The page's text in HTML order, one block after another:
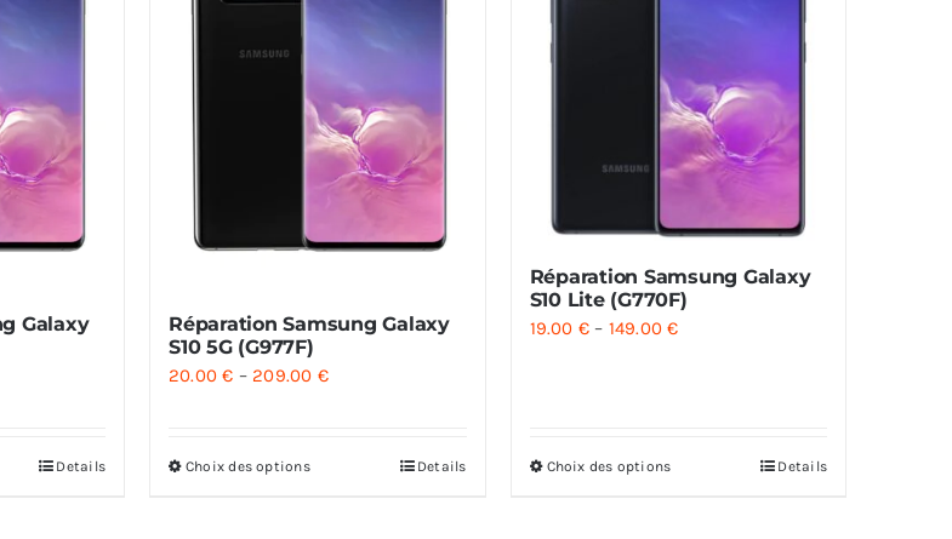
Galaxy
Details
Réparation Samsung Galaxy
S10 5G (G977F)
20.00€ – 209.00 €
Choix des options Details
Réparation Samsung Galaxy
S10 Lite (G770F)
19.00 € – 149.00€
Choix des options Details